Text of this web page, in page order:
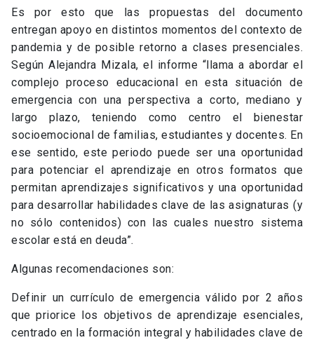
Es por esto que las propuestas del documento
entregan apoyo en distintos momentos del contexto de
pandemia y de posible retorno a clases presenciales.
Según Alejandra Mizala, el informe “llama a abordar el
complejo proceso educacional en esta situación de
emergencia con una perspectiva a corto, mediano y
largo plazo, teniendo como centro el bienestar
socioemocional de familias, estudiantes y docentes. En
ese sentido, este periodo puede ser una oportunidad
para potenciar el aprendizaje en otros formatos que
permitan aprendizajes significativos y una oportunidad
para desarrollar habilidades clave de las asignaturas (y
no sólo contenidos) con las cuales nuestro sistema
escolar está en deuda”.
Algunas recomendaciones son:
Definir un currículo de emergencia válido por 2 años
que priorice los objetivos de aprendizaje esenciales,
centrado en la formación integral y habilidades clave de